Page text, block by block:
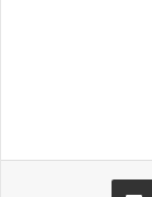
مشاركة عبر البريد